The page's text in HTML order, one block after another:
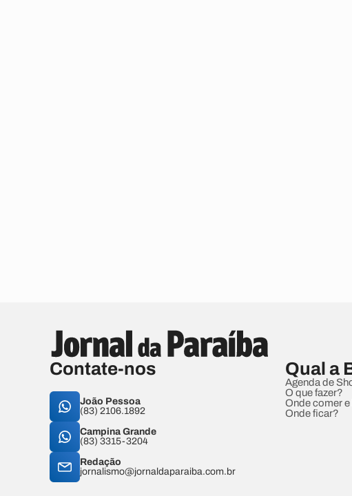
Contate-nos
João Pessoa
(83) 2106.1892
Campina Grande
(83) 3315-3204
Redação
jornalismo@jornaldaparaiba.com.br
Qual a
Agenda de
O que fazer?
Onde comer
Onde ficar?